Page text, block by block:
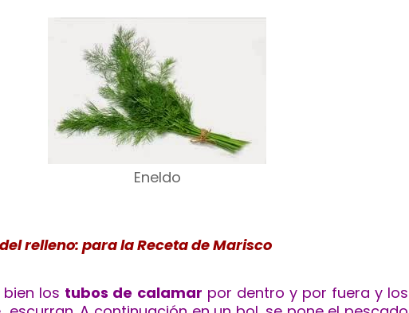
Eneldo
relleno: para la Receta de Marisco
bien los tubos de calamar por dentro y por fuera y los